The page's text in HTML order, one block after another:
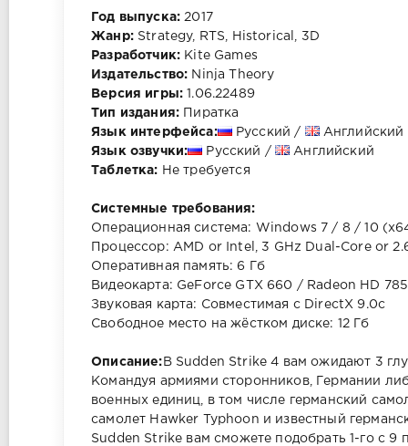
Год выпуска: 2017
Жанр:Strategy, RTS, Historical, 3D
Разработчик: Kite Games
Издательство: Ninja Theory
Версия игры: 1.06.22489
Тип издания: Пиратка
Язык интерфейса:
Русский /
Английский
Язык озвучки:
Русский /
Английский
Таблетка: Не требуется
Системные требования:
Операционная система: Windows 7 / 8 / 10
Процессор: AMD or Intel, 3 GHz Dual-Core or
Оперативная память: 6 Гб
Видеокарта: GeForce GTX 660 / Radeon HD
Звуковая карта: Совместимая с DirectX 9.0c
Свободное место на жёстком диске: 12 Гб
Описание: В Sudden Strike 4 вам ожидают 3
Командуя армиями сторонников, Германии
военных единиц, в том числе германский
самолет Hawker Typhoon и известный
Sudden Strike вам сможете подобрать 1-го с